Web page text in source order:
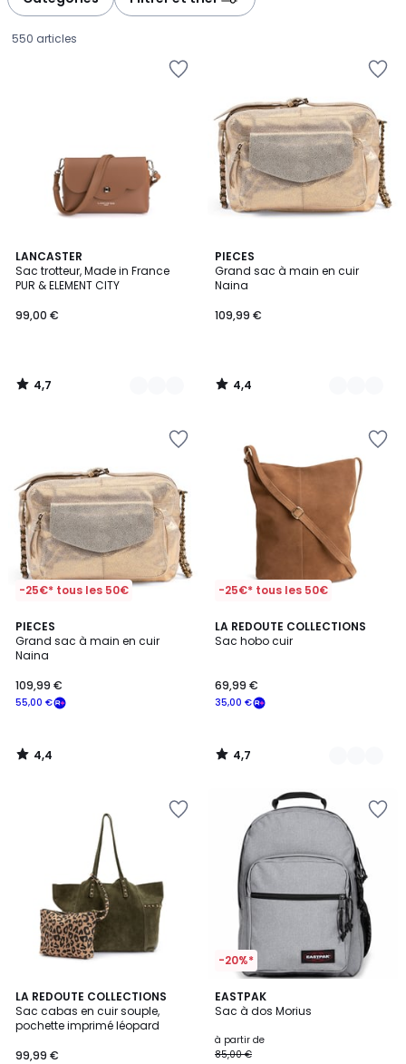
550 articles
LANCASTER
Sac trotteur, Made in France
PUR & ELEMENT CITY
€.
99,00 €
4,7
/ 5
5
Couleurs
4,7
/
PIECES
Grand sac à main en cuir
Naina
109,99 €
4,4
/ 5
2
Couleurs
4,4
/
-25€* tous les 50€
PIECES
Grand sac à main en cuir
Naina
55,00 €
109,99 €
4,4
/ 5
4,4
/
-25€* tous les 50€
LA REDOUTE COLLECTIONS
Sac hobo cuir
35,00 €
69,99 €
4,7
/ 5
2
Couleurs
4,7
/
LA REDOUTE COLLECTIONS
Sac cabas en cuir souple,
pochette imprimé léopard
99,99 €
3,8
/ 5
2
Couleurs
-20%*
EASTPAK
Sac à dos Morius
à partir de
85,00 €
4
/
7
Couleurs